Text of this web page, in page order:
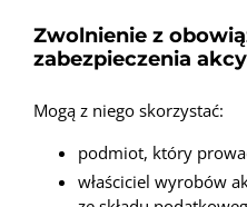
Zwolnienie z
zabezpieczenia
Mogą z niego skorzystać:
podmiot, który
właściciel wyrobów